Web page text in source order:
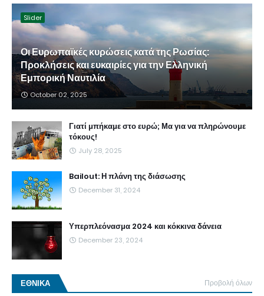
Slider
Οι Ευρωπαϊκές κυρώσεις κατά της Ρωσίας:
Προκλήσεις και ευκαιρίες για την Ελληνική
Εμπορική Ναυτιλία
October 02, 2025
Γιατί μπήκαμε στο ευρώ; Μα για να πληρώνουμε
τόκους!
July 28, 2025
Bailout: Η πλάνη της διάσωσης
December 31, 2024
Υπερπλεόνασμα 2024 και κόκκινα δάνεια
December 23, 2024
ΕΘΝΙΚΑ Προβολή όλων